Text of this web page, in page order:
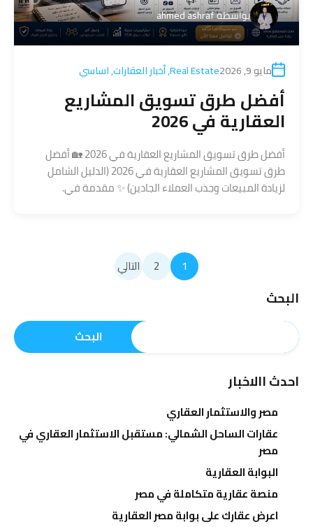
بواسطةahmed ashraf
مايو 9, 2026 Real Estate
,أخبار العقارات,اساسي
أفضل طرق تسويق المشاريع
العقارية في 2026
أفضل طرق تسويق المشاريع العقارية في 2026 🏡 أفضل
طرق تسويق المشاريع العقارية في 2026 (الدليل الشامل
لزيادة المبيعات وجذب العملاء الجادين) ✨ مقدمة في.
1
2 التالي
البحث
البحث
احدث االاخبار
مصر والاستثمار العقاري
عقارات الساحل الشمالي: مستقبل الاستثمار العقاري في
مصر
البوابة العقارية
منصة عقارية متكاملة في مصر
اعرض عقارك على بوابة مصر العقارية